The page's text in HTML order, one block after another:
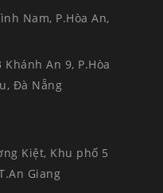
Nam, P.Hòa An,
An 9, P.Hòa
Đà Nẵng
Kiệt, Khu phố 5
Giang